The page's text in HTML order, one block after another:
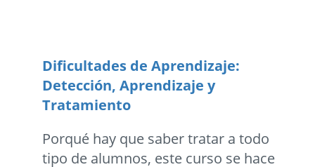
Dificultades de Aprendizaje:
Detección, Aprendizaje y
Tratamiento
Porqué hay que saber tratar a todo
tipo de alumnos, este curso se hace